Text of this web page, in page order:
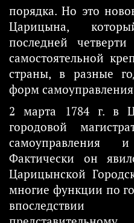
порядка. Но это
Царицына,
последней
самостоятельной
страны, в разные
форм
2 марта 1784 г. в
городовой
самоуправления
Фактически он
Царицынской
многие функции по